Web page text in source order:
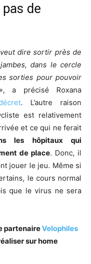
de
dire sortir près de
dans le cercle
sorties pour pouvoir
, a précisé Roxana
. L’autre raison
est relativement
et ce qui ne ferait
les hôpitaux qui
de place. Donc, il
jouer le jeu. Même si
le cours normal
que le virus ne sera
partenaireVelophiles
sur home